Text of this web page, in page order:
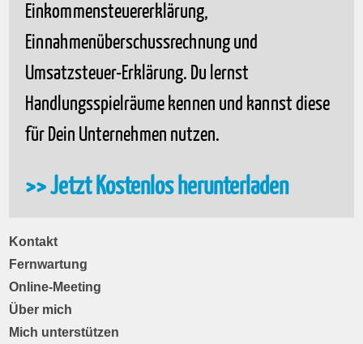
Einkommensteuererklärung,
Einnahmenüberschussrechnung und
Umsatzsteuer-Erklärung. Du lernst
Handlungsspielräume kennen und kannst diese
für Dein Unternehmen nutzen.
>> Jetzt Kostenlos herunterladen
Kontakt
Fernwartung
Online-Meeting
Über mich
Mich unterstützen